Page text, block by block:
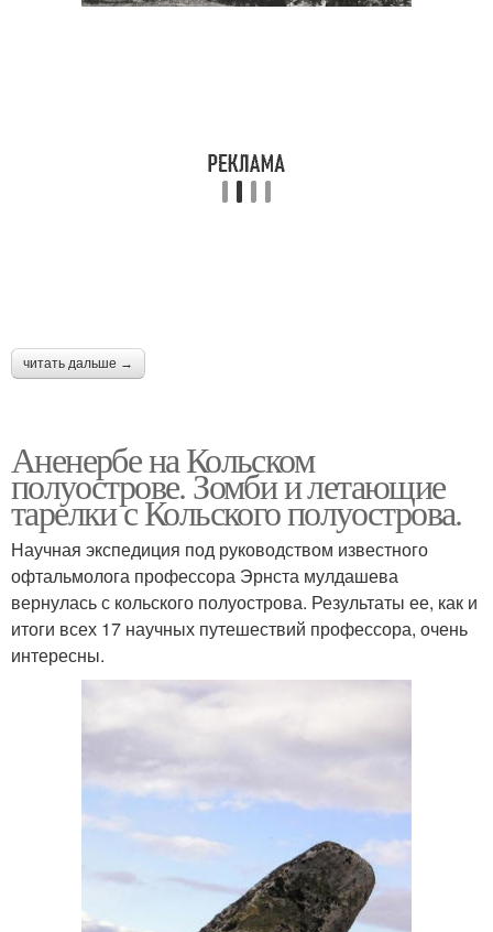
читать дальше →
Аненербе на Кольском
полуострове. Зомби и летающие
тарелки с Кольского полуострова.
Научная экспедиция под руководством известного
офтальмолога профессора Эрнста мулдашева
вернулась с кольского полуострова. Результаты ее, как и
итоги всех 17 научных путешествий профессора, очень
интересны.